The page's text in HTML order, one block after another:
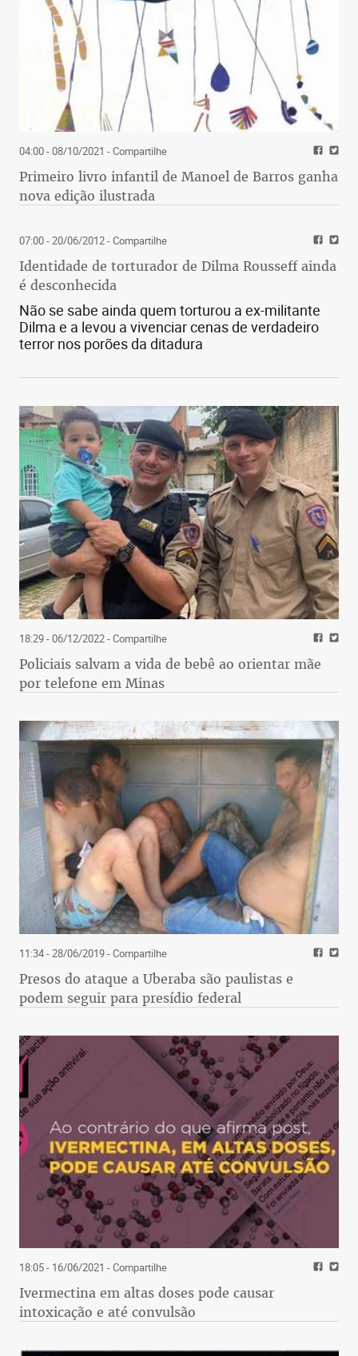
04:00 - 08/10/2021 - Compartilhe
Primeiro livro infantil de Manoel de Barros ganha
nova edição ilustrada
07:00 - 20/06/2012- Compartilhe
Identidade de torturador de Dilma Rousseff ainda
é desconhecida
Não se sabe ainda quem torturou a ex-militante
Dilma e a levou a vivenciar cenas de verdadeiro
terror nos porões da ditadura
18:29 - 06/12/2022- Compartilhe
Policiais salvam a vida de bebê ao orientar mãe
por telefone em Minas
11:34 - 28/06/2019- Compartilhe
Presos do ataque a Uberaba são paulistas e
podem seguir para presídio federal
18:05 - 16/06/2021 - Compartilhe
Ivermectina em altas doses pode causar
intoxicação e até convulsão